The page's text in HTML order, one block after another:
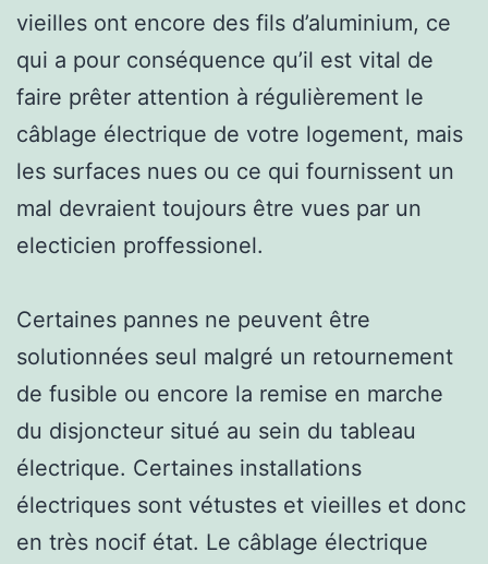
vieilles ont encore des fils d’aluminium, ce
qui a pour conséquence qu’il est vital de
faire prêter attention à régulièrement le
câblage électrique de votre logement, mais
les surfaces nues ou ce qui fournissent un
mal devraient toujours être vues par un
electicien proffessionel.
Certaines pannes ne peuvent être
solutionnées seul malgré un retournement
de fusible ou encore la remise en marche
du disjoncteur situé au sein du tableau
électrique. Certaines installations
électriques sont vétustes et vieilles et donc
en très nocif état. Le câblage électrique